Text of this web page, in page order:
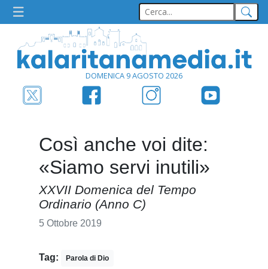
DOMENICA 9 AGOSTO 2026
Così anche voi dite:
«Siamo servi inutili»
XXVII Domenica del Tempo
Ordinario (Anno C)
5 Ottobre 2019
Tag: Parola di Dio